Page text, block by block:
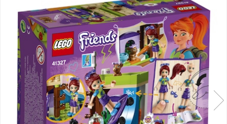
Mobila gradina & terasa
Piscine
Gaming, Carti & Birotica
Carti pentru copii
Activitati extracurriculare
Povesti pentru copii
Carti de Povesti pentru Copii
Rechizite si papetarie pentru
copii